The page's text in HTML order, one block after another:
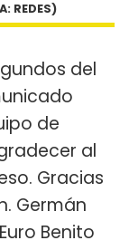
REDES)
del
de
al
Gracias
Germán
Benito